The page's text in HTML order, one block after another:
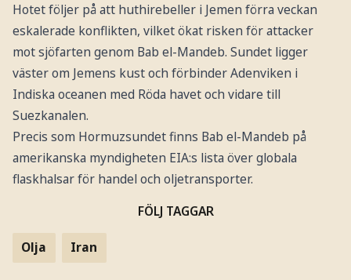
Hotet följer på att huthirebeller i Jemen förra veckan
eskalerade konflikten, vilket ökat risken för attacker
mot sjöfarten genom Bab el-Mandeb. Sundet ligger
väster om Jemens kust och förbinder Adenviken i
Indiska oceanen med Röda havet och vidare till
Suezkanalen.
Precis som Hormuzsundet finns Bab el-Mandeb på
amerikanska myndigheten EIA:s lista över globala
flaskhalsar för handel och oljetransporter.
FÖLJ TAGGAR
Olja Iran